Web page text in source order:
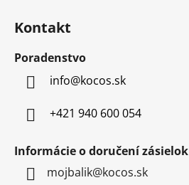
Kontakt
Poradenstvo
info@kocos.sk
+421 940 600 054
Informácie o doručení zásielok
mojbalik@kocos.sk